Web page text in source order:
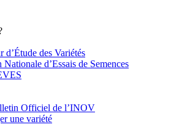
d’Étude des Variétés
Nationale d’Essais de Semences
Officiel de l’INOV
une variété